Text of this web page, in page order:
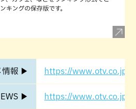
キングの保存版です。
情報 ▶ https://www.otv.co.jp/
▶ https://www.otv.co.jp/